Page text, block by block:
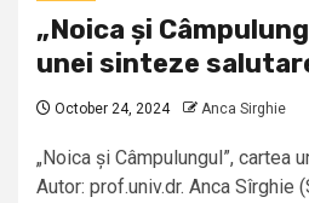
„Noica și
unei sinteze
October 24, 2024 Anca Sirghie
„Noica și Câmpulungul”, cartea
Autor: prof.univ.dr. Anca